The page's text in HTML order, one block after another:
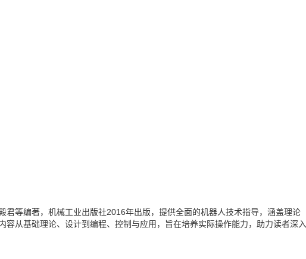
君等编著，机械工业出版社2016年出版，提供全面的机器人技术指导，涵盖理论
容从基础理论、设计到编程、控制与应用，旨在培养实际操作能力，助力读者深入